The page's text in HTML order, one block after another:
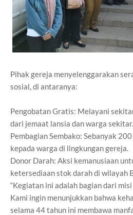
Pihak gereja menyelenggarakan
sosial, di antaranya:
Pengobatan Gratis: Melayani
dari jemaat lansia dan warga sekitar.
Pembagian Sembako: Sebanyak
kepada warga di lingkungan gereja.
Donor Darah: Aksi kemanusiaan
ketersediaan stok darah di wilayah
“Kegiatan ini adalah bagian dari
Kami ingin menunjukkan bahwa
selama 44 tahun ini membawa